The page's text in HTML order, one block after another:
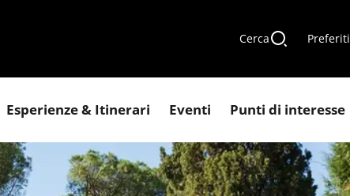
Cerca Preferiti
Esperienze & Itinerari Eventi Punti di interesse